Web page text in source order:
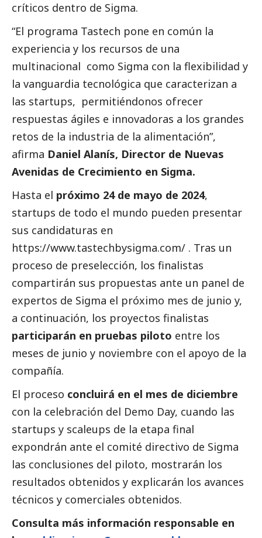
críticos dentro de Sigma.
“El programa Tastech pone en común la
experiencia y los recursos de una
multinacional como Sigma con la flexibilidad y
la vanguardia tecnológica que caracterizan a
las startups, permitiéndonos ofrecer
respuestas ágiles e innovadoras a los grandes
retos de la industria de la alimentación”,
afirma Daniel Alanís, Director de Nuevas
Avenidas de Crecimiento en Sigma.
Hasta el próximo 24 de mayo de 2024,
startups de todo el mundo pueden presentar
sus candidaturas en
https://www.tastechbysigma.com/ . Tras un
proceso de preselección, los finalistas
compartirán sus propuestas ante un panel de
expertos de Sigma el próximo mes de junio y,
a continuación, los proyectos finalistas
participarán en pruebas piloto entre los
meses de junio y noviembre con el apoyo de la
compañía.
El proceso concluirá en el mes de diciembre
con la celebración del Demo Day, cuando las
startups y scaleups de la etapa final
expondrán ante el comité directivo de Sigma
las conclusiones del piloto, mostrarán los
resultados obtenidos y explicarán los avances
técnicos y comerciales obtenidos.
Consulta más información responsable en